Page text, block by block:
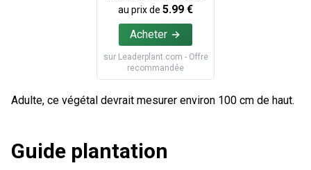
au prix de 5.99 €
Acheter
sur Leaderplant.com - Offre
recommandée
Adulte, ce végétal devrait mesurer environ 100 cm de haut.
Guide plantation